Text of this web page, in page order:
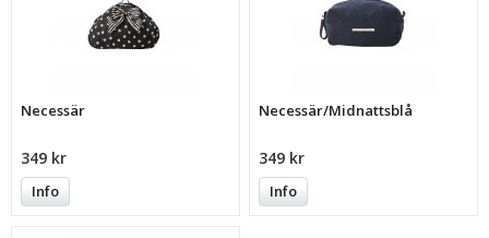
Necessär
349 kr
Info
Necessär/Midnattsblå
349 kr
Info